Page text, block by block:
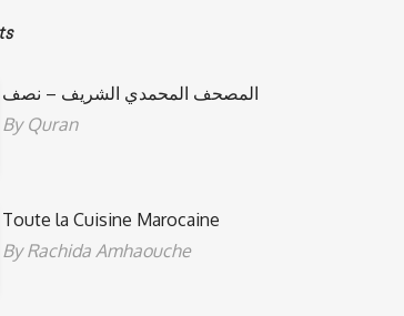
المصحف المحمدي الشريف – نصف
By Quran
Toute la Cuisine Marocaine
ByRachida Amhaouche